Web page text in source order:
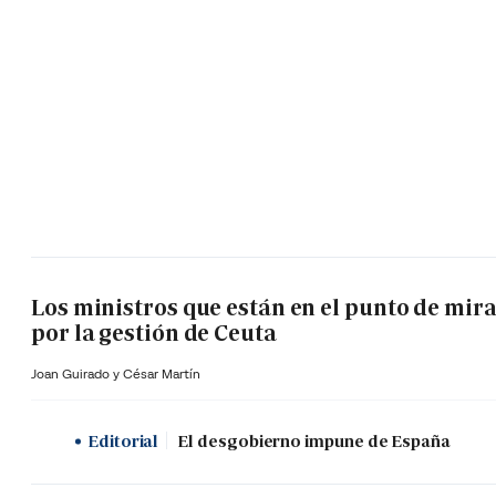
Los ministros que están en el punto de mira
por la gestión de Ceuta
Joan Guirado y César Martín
Editorial El desgobierno impune de España